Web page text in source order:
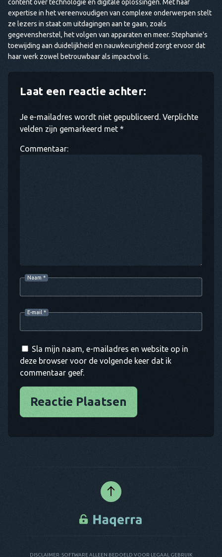
content over technologie en digitale oplossingen. Met haar
expertise in het vereenvoudigen van complexe onderwerpen stelt
ze lezers in staat om uitdagingen aan te gaan, zoals
gegevensherstel, het volgen van apparaten en meer. Stephanie's
toewijding aan duidelijkheid en nauwkeurigheid zorgt ervoor dat
haar werk zowel betrouwbaar als impactvol is.
Laat een reactie achter:
Je e-mailadres wordt niet gepubliceerd. Verplichte
velden zijn gemarkeerd met *
Commentaar:
Naam *
E-mail *
Sla mijn naam, e-mailadres en website op in
deze browser voor de volgende keer dat ik
commentaar geef.
Reactie Plaatsen
DISCLAIMER: SOFTWARE ALLEEN BEDOELD VOOR LEGAAL GEBRUIK